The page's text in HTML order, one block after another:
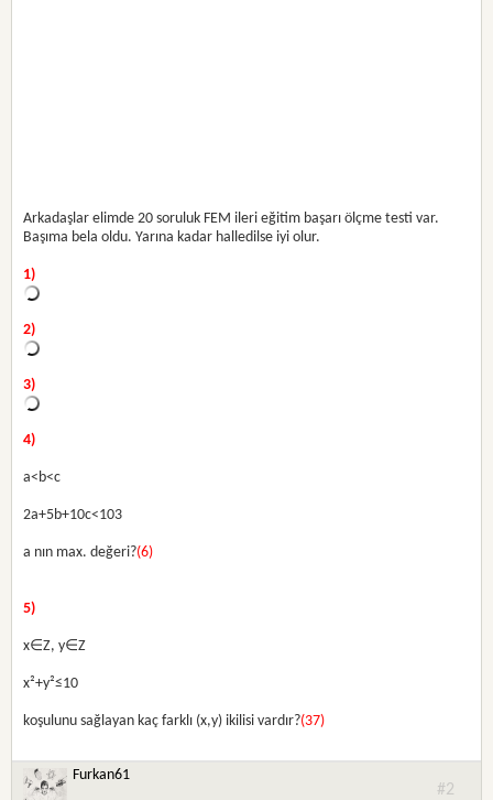
Arkadaşlar elimde 20 soruluk FEM ileri eğitim başarı ölçme testi var.
Başıma bela oldu. Yarına kadar halledilse iyi olur.
1)
2)
3)
4)
a<b<c
2a+5b+10c<103
a nın max. değeri?(6)
5)
x∈Z, y∈Z
x²+y²≤10
koşulunu sağlayan kaç farklı (x,y) ikilisi vardır?(37)
Furkan61
#2